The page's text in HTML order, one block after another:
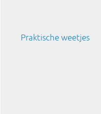
Praktische weetjes